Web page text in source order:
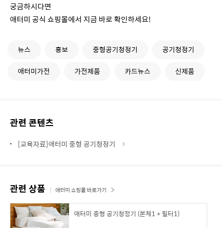
궁금하시다면
애터미 공식 쇼핑몰에서 지금 바로 확인하세요!
뉴스 홍보 중형공기청정기
공기청정기
애터미가전
가전제품 카드뉴스 신제품
관련 콘텐츠
[교육자료]애터미 중형 공기청정기
관련 상품 애터미 쇼핑몰 바로가기
애터미 중형 공기청정기 (본체1 + 필터1)